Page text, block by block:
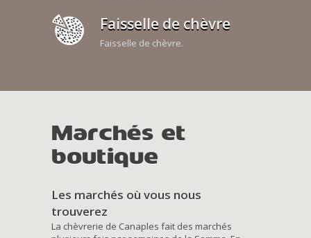
Faisselle de chèvre
Faisselle de chèvre.
Marchés et
boutique
Les marchés où vous nous
trouverez
La chèvrerie de Canaples fait des marchés